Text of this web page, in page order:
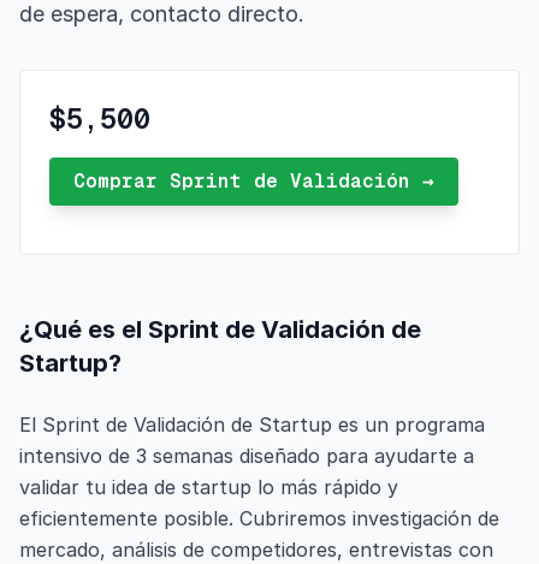
de espera, contacto directo.
$5,500
Comprar Sprint de Validación →
¿Qué es el Sprint de Validación de
Startup?
El Sprint de Validación de Startup es un programa
intensivo de 3 semanas diseñado para ayudarte a
validar tu idea de startup lo más rápido y
eficientemente posible. Cubriremos investigación de
mercado, análisis de competidores, entrevistas con